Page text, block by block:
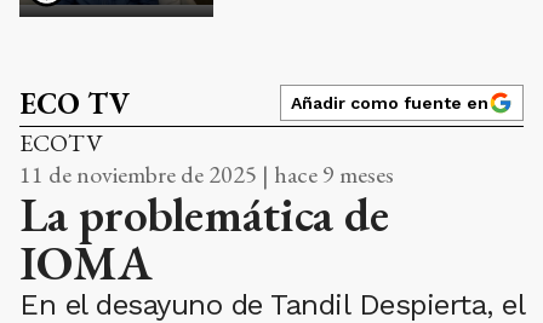
ECO TV Añadir como fuente en
ECOTV
11 de noviembre de 2025 | hace 9 meses
La problemática de
IOMA
En el desayuno de Tandil Despierta, el